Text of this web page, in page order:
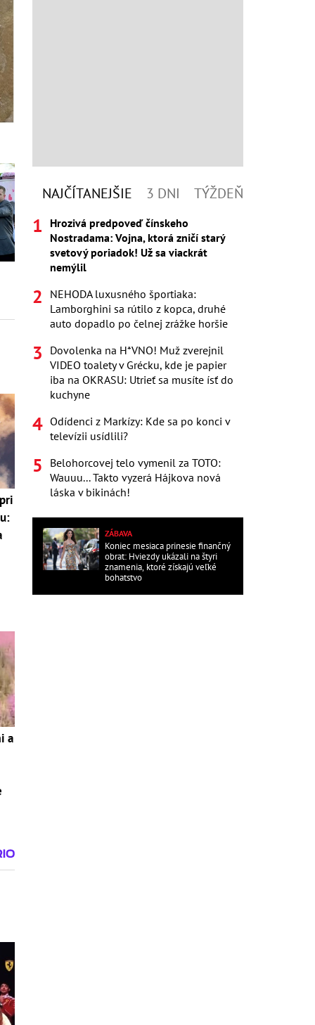
a
NAJČÍTANEJŠIE 3 DNI TÝŽDEŇ
Hrozivá predpoveď čínskeho
Nostradama: Vojna, ktorá zničí starý
svetový poriadok! Už sa viackrát
nemýlil
NEHODA luxusného športiaka:
Lamborghini sa rútilo z kopca, druhé
auto dopadlo po čelnej zrážke horšie
Dovolenka na H*VNO! Muž zverejnil
VIDEO toalety v Grécku, kde je papier
iba na OKRASU: Utrieť sa musíte ísť do
kuchyne
Odídenci z Markízy: Kde sa po konci v
televízii usídlili?
Belohorcovej telo vymenil za TOTO:
Wauuu... Takto vyzerá Hájkova nová
láska v bikinách!
ZÁBAVA
Koniec mesiaca prinesie finančný
obrat: Hviezdy ukázali na štyri
znamenia, ktoré získajú veľké
bohatstvo